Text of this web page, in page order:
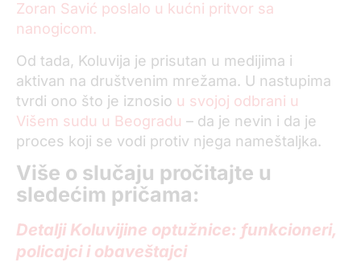
Zoran Savić poslalo u kućni pritvor sa
nanogicom.
Od tada, Koluvija je prisutan u medijima i
aktivan na društvenim mrežama. U nastupima
tvrdi ono što je iznosio u svojoj odbrani u
Višem sudu u Beogradu – da je nevin i da je
proces koji se vodi protiv njega nameštaljka.
Više o slučaju pročitajte u
sledećim pričama:
Detalji Koluvijine optužnice: funkcioneri,
policajci i obaveštajci